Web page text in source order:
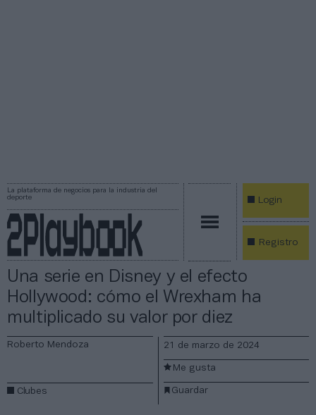
La plataforma de negocios para la industria del
deporte
Login
Registro
Una serie en Disney y el efecto
Hollywood: cómo el Wrexham ha
multiplicado su valor por diez
Roberto Mendoza
Clubes
21 de marzo de 2024
Guardar
Me gusta